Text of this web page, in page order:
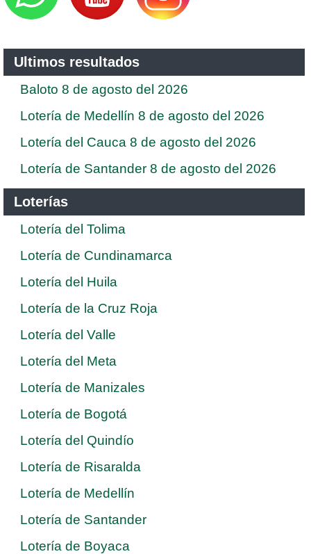
Ultimos resultados
Baloto 8 de agosto del 2026
Lotería de Medellín 8 de agosto del 2026
Lotería del Cauca 8 de agosto del 2026
Lotería de Santander 8 de agosto del 2026
Loterías
Lotería del Tolima
Lotería de Cundinamarca
Lotería del Huila
Lotería de la Cruz Roja
Lotería del Valle
Lotería del Meta
Lotería de Manizales
Lotería de Bogotá
Lotería del Quindío
Lotería de Risaralda
Lotería de Medellín
Lotería de Santander
Lotería de Boyaca